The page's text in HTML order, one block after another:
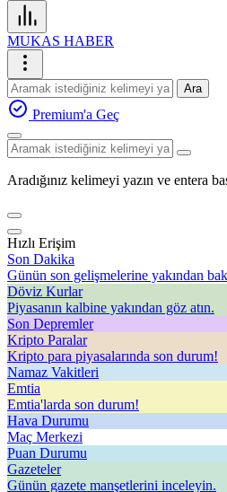
MUKAS HABER
Ara
Premium'a Geç
Aradığınız kelimeyi yazın ve entera
Hızlı Erişim
Son Dakika
Günün son gelişmelerine yakından
Döviz Kurlar
Piyasanın kalbine yakından göz atın.
Son Depremler
Kripto Paralar
Kripto para piyasalarında son durum!
Namaz Vakitleri
Emtia
Emtia'larda son durum!
Hava Durumu
Maç Merkezi
Puan Durumu
Gazeteler
Günün gazete manşetlerini inceleyin.